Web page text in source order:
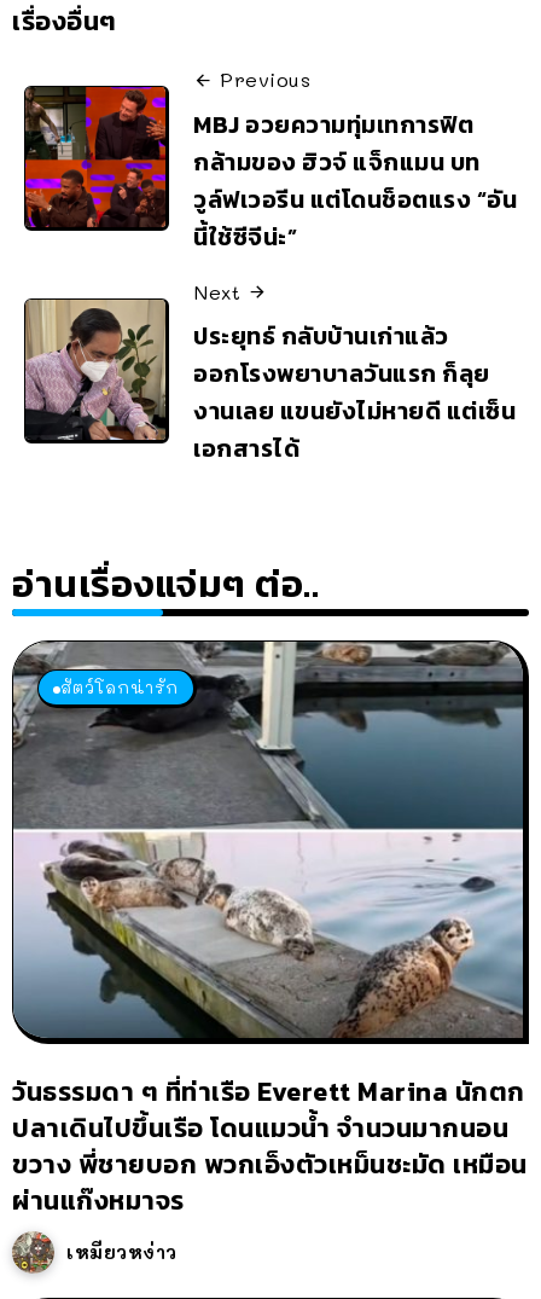
เรื่องอื่นๆ
Previous
MBJ อวยความทุ่มเทการฟิต
กล้ามของ ฮิวจ์ แจ็กแมน บท
วูล์ฟเวอรีน แต่โดนช็อตแรง “อัน
นี้ใช้ซีจีน่ะ”
Next
ประยุทธ์ กลับบ้านเก่าแล้ว
ออกโรงพยาบาลวันแรก ก็ลุย
งานเลย แขนยังไม่หายดี แต่เซ็น
เอกสารได้
อ่านเรื่องแจ่มๆ ต่อ..
สัตว์โลกน่ารัก
วันธรรมดา ๆ ที่ท่าเรือ Everett Marina นักตก
ปลาเดินไปขึ้นเรือ โดนแมวน้ำ จำนวนมากนอน
ขวาง พี่ชายบอก พวกเอ็งตัวเหม็นชะมัด เหมือน
ผ่านแก๊งหมาจร
เหมียวหง่าว